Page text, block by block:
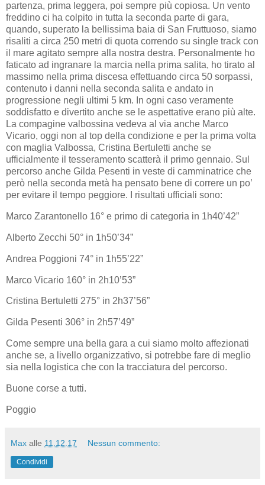
partenza, prima leggera, poi sempre più copiosa. Un vento
freddino ci ha colpito in tutta la seconda parte di gara,
quando, superato la bellissima baia di San Fruttuoso, siamo
risaliti a circa 250 metri di quota correndo su single track con
il mare agitato sempre alla nostra destra. Personalmente ho
faticato ad ingranare la marcia nella prima salita, ho tirato al
massimo nella prima discesa effettuando circa 50 sorpassi,
contenuto i danni nella seconda salita e andato in
progressione negli ultimi 5 km. In ogni caso veramente
soddisfatto e divertito anche se le aspettative erano più alte.
La compagine valbossina vedeva al via anche Marco
Vicario, oggi non al top della condizione e per la prima volta
con maglia Valbossa, Cristina Bertuletti anche se
ufficialmente il tesseramento scatterà il primo gennaio. Sul
percorso anche Gilda Pesenti in veste di camminatrice che
però nella seconda metà ha pensato bene di correre un po’
per evitare il tempo peggiore. I risultati ufficiali sono:
Marco Zarantonello 16° e primo di categoria in 1h40’42”
Alberto Zecchi 50° in 1h50’34”
Andrea Poggioni 74° in 1h55’22”
Marco Vicario 160° in 2h10’53”
Cristina Bertuletti 275° in 2h37’56”
Gilda Pesenti 306° in 2h57’49”
Come sempre una bella gara a cui siamo molto affezionati
anche se, a livello organizzativo, si potrebbe fare di meglio
sia nella logistica che con la tracciatura del percorso.
Buone corse a tutti.
Poggio
Max alle 11.12.17 Nessun commento:
Condividi